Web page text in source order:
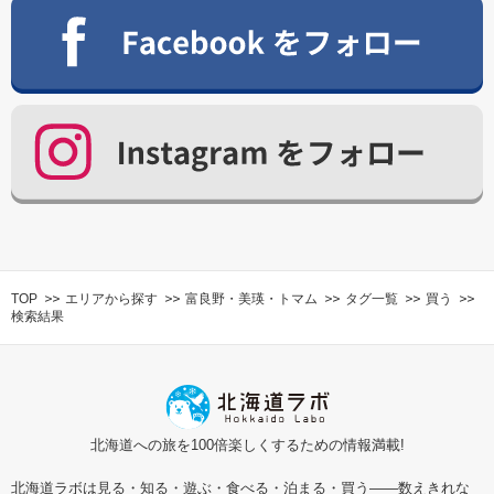
TOP エリアから探す 富良野・美瑛・トマム タグ一覧
買う
検索結果
北海道への旅を100倍楽しくするための情報満載!
北海道ラボは見る・知る・遊ぶ・食べる・泊まる・買う――数えきれな